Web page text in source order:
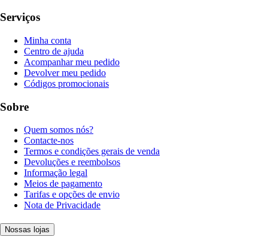
Serviços
Minha conta
Centro de ajuda
Acompanhar meu pedido
Devolver meu pedido
Códigos promocionais
Sobre
Quem somos nós?
Contacte-nos
Termos e condições gerais de venda
Devoluções e reembolsos
Informação legal
Meios de pagamento
Tarifas e opções de envio
Nota de Privacidade
Nossas lojas